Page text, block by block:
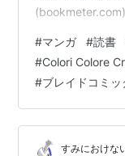
ARIAでもあった
クとドキドキを
ですね。 「彼方
ので、何回か読
れと、合い間の
#マンガ #読書
#Colori Colore
#ブレイドコミッ
すみにおけな